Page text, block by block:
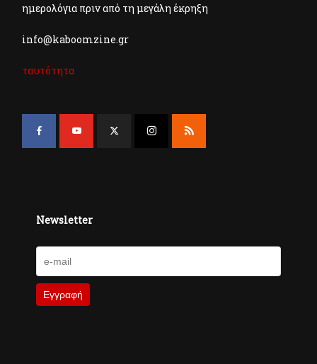
ημερολόγια πριν από τη μεγάλη έκρηξη
info@kaboomzine.gr
ταυτότητα
Newsletter